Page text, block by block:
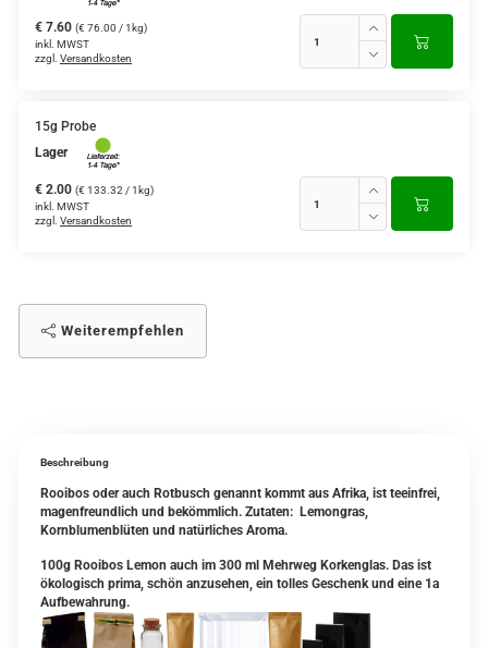
€ 7.60 (€ 76.00 / 1kg)
inkl. MWST
zzgl. Versandkosten
15g Probe
Lager
€ 2.00 (€ 133.32 / 1kg)
inkl. MWST
zzgl. Versandkosten
Weiterempfehlen
Beschreibung
Rooibos oder auch Rotbusch genannt kommt aus Afrika, ist teeinfrei,
magenfreundlich und bekömmlich. Zutaten: Lemongras,
Kornblumenblüten und natürliches Aroma.
100g Rooibos Lemon auch im 300 ml Mehrweg Korkenglas. Das ist
ökologisch prima, schön anzusehen, ein tolles Geschenk und eine 1a
Aufbewahrung.